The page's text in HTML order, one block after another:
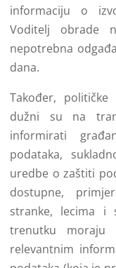
informaciju o
Voditelj obrade
nepotrebna
dana.
Također,
dužni su na
informirati
podataka,
uredbe o zaštiti
dostupne,
stranke, lecima i
trenutku moraju
relevantnim